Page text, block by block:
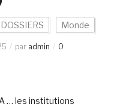
DOSSIERS Monde
par admin
0
… les institutions